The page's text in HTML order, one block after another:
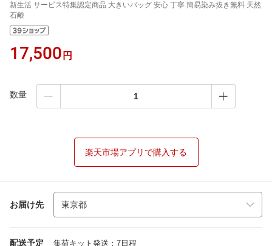
新生活 サービス特集認定商品 大きいバッグ 安心 丁寧 簡易染み抜き無料 天然
石鹸
17,500 円
数量
楽天市場アプリで購入する
お届け先
配送予定 集荷キット発送：7日程